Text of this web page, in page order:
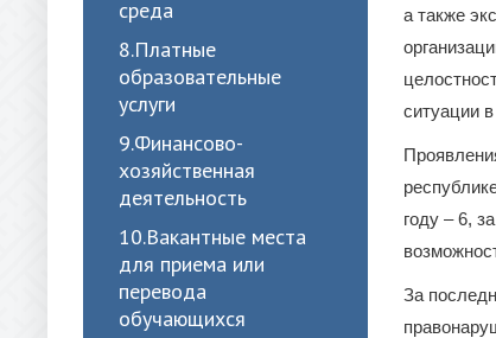
среда
8.Платные
образовательные
услуги
9.Финансово-
хозяйственная
деятельность
10.Вакантные места
для приема или
перевода
обучающихся
а также
ситуации
году – 6,
За